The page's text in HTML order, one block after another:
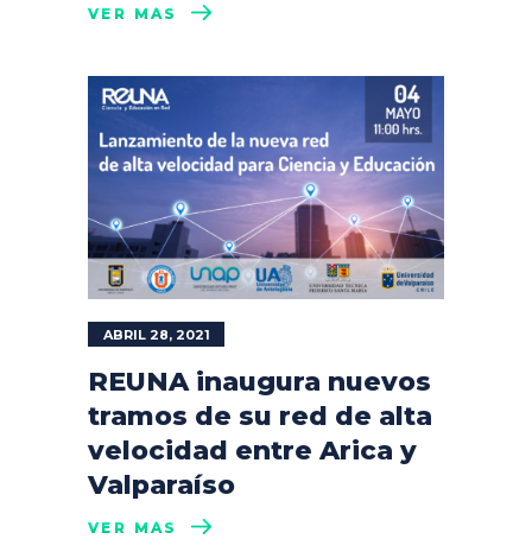
VER MÁS
ABRIL 28, 2021
REUNA inaugura nuevos
tramos de su red de alta
velocidad entre Arica y
Valparaíso
VER MÁS